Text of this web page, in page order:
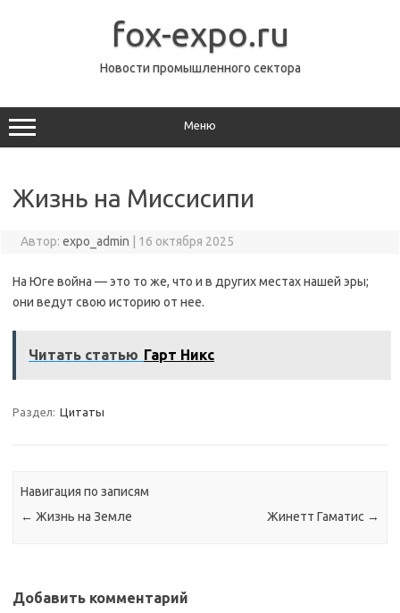
fox-expo.ru
Новости промышленного сектора
Меню
Жизнь на Миссисипи
Автор: expo_admin 16 октября 2025
На Юге война — это то же, что и в других местах нашей эры;
они ведут свою историю от нее.
Читать статью Гарт Никс
Раздел: Цитаты
Навигация по записям
← Жизнь на Земле Жинетт Гаматис →
Добавить комментарий